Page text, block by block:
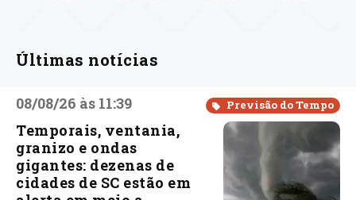
Últimas notícias
08/08/26 às 11:39 Previsão do Tempo
Temporais, ventania,
granizo e ondas
gigantes: dezenas de
cidades de SC estão em